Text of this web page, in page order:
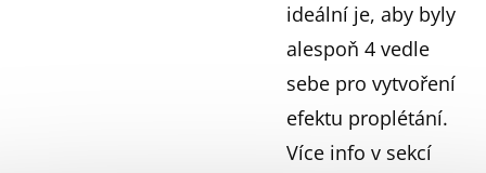
ideální je, aby byly
alespoň 4 vedle
sebe pro vytvoření
efektu proplétání.
Více info v sekcí